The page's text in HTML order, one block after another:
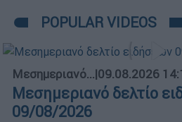
POPULAR VIDEOS
Μεσημεριανό...|09.08.2026
Μεσημεριανό δελτίο
09/08/2026